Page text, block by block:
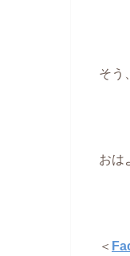
そう
おは
＜